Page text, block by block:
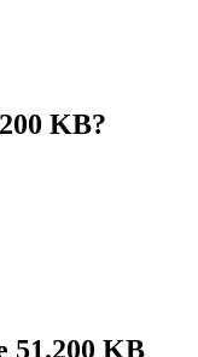
KB?
51.200 KB